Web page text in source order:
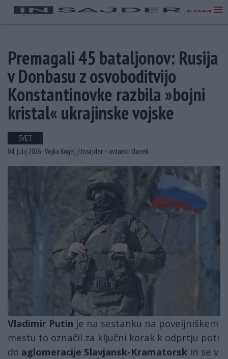
Premagali 45 bataljonov: Rusija
v Donbasu z osvoboditvijo
Konstantinovke razbila »bojni
kristal« ukrajinske vojske
SVET
04. julij 2026 -Vojko Kogej /Insajder – avtorski članek
Vladimir Putin je na sestanku na poveljniškem
mestu to označil za ključni korak k odprtju poti
do aglomeracije Slavjansk-Kramatorsk in se v